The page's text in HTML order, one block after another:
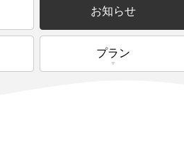
お知らせ
プラン